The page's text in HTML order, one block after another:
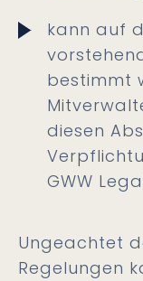
kann auf
bestimmt
diesen
GWW
Ungeachtet
Regelungen